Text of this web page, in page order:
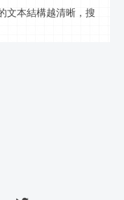
文本結構越清晰，搜